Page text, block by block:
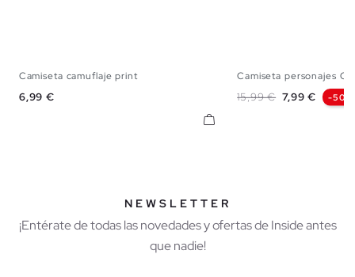
M
Camiseta camuflaje print
Precio
6,99 €
XS
Camiseta personajes
Precio base
15,99 € Precio
7,99 € -50%
NEWSLETTER
¡Entérate de todas las novedades y ofertas de Inside antes
que nadie!